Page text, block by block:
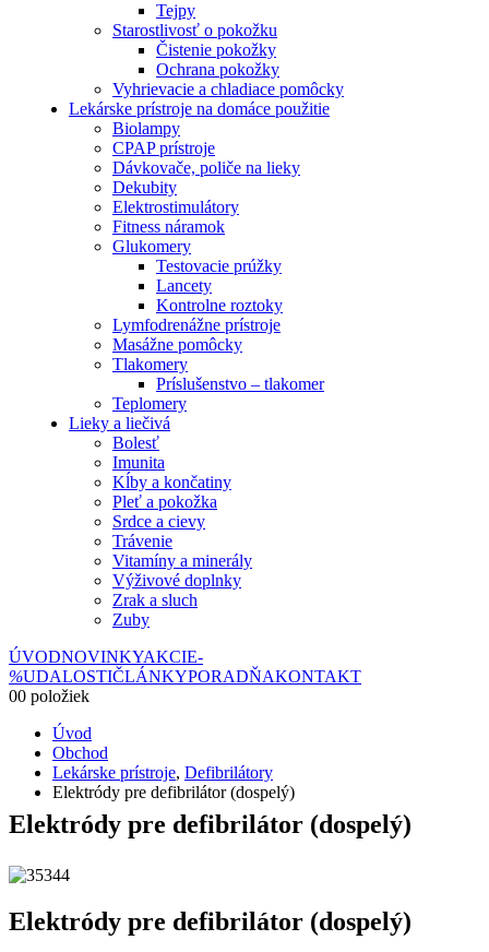
Tejpy
Starostlivosť o pokožku
Čistenie pokožky
Ochrana pokožky
Vyhrievacie a chladiace pomôcky
Lekárske prístroje na domáce použitie
Biolampy
CPAP prístroje
Dávkovače, poliče na lieky
Dekubity
Elektrostimulátory
Fitness náramok
Glukomery
Testovacie prúžky
Lancety
Kontrolne roztoky
Lymfodrenážne prístroje
Masážne pomôcky
Tlakomery
Príslušenstvo – tlakomer
Teplomery
Lieky a liečivá
Bolesť
Imunita
Kĺby a končatiny
Pleť a pokožka
Srdce a cievy
Trávenie
Vitamíny a minerály
Výživové doplnky
Zrak a sluch
Zuby
ÚVODNOVINKYAKCIE-
%UDALOSTIČLÁNKYPORADŇAKONTAKT
00 položiek
Úvod
Obchod
Lekárske prístroje, Defibrilátory
Elektródy pre defibrilátor (dospelý)
Elektródy pre defibrilátor (dospelý)
Elektródy pre defibrilátor (dospelý)